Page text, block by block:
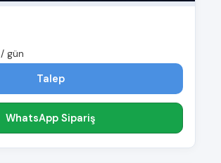
/ gün
Talep
WhatsApp Sipariş